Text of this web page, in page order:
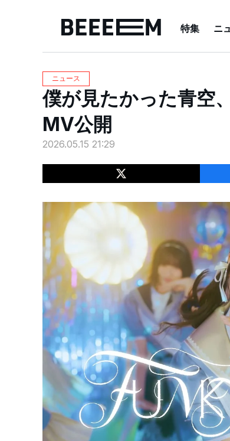
特集 ニ
ニュース
僕が見たかった青空
MV公開
2026.05.15 21:29